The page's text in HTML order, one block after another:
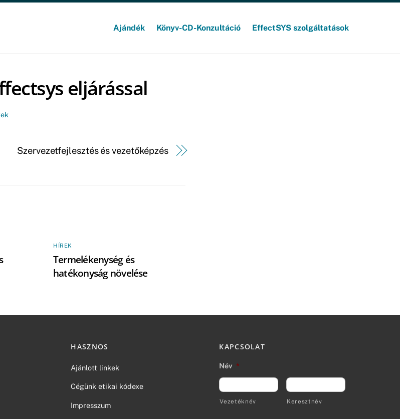
Ajándék Könyv-CD-Konzultáció EffectSYS szolgáltatások
eljárással
Szervezetfejlesztés és vezetőképzés
HÍREK
Termelékenység és
hatékonyság növelése
HASZNOS
Ajánlott linkek
Cégünk etikai kódexe
Impresszum
KAPCSOLAT
Név *
Vezetéknév Keresztnév